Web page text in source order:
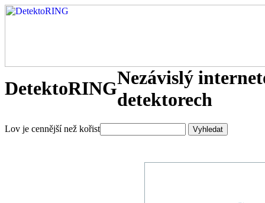
DetektoRINGNezávislý
detektorech
Lov je cennější než kořist